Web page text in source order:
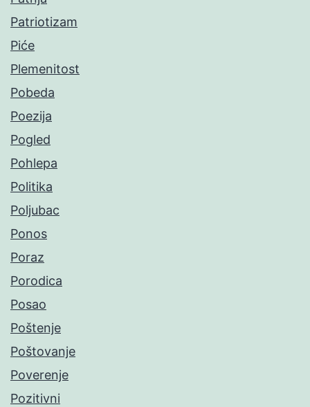
Patriotizam
Piće
Plemenitost
Pobeda
Poezija
Pogled
Pohlepa
Politika
Poljubac
Ponos
Poraz
Porodica
Posao
Poštenje
Poštovanje
Poverenje
Pozitivni